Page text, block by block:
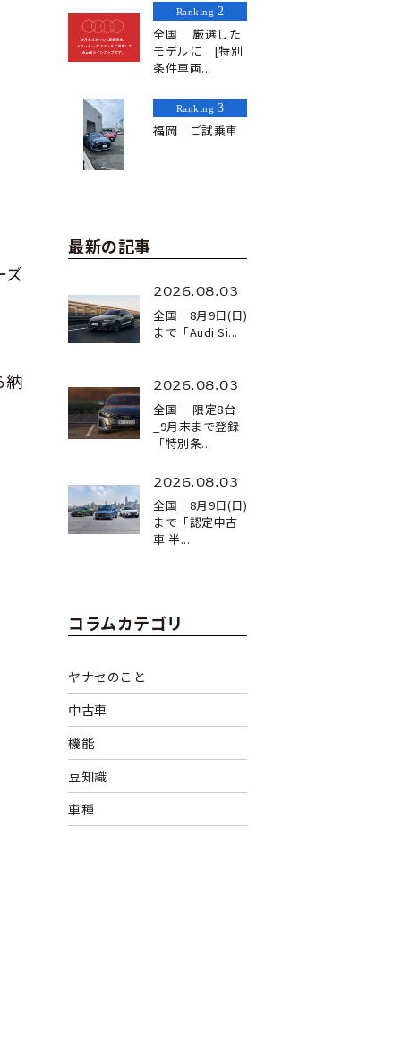
ズ
納
Ranking 2
全国｜ 厳選した
モデルに [特別
条件車両...
Ranking 3
福岡｜ご試乗車
最新の記事
2026.08.03
全国｜8月9日(日)
まで「Audi Si...
2026.08.03
全国｜ 限定8台
_9月末まで登録
「特別条...
2026.08.03
全国｜8月9日(日)
まで「認定中古
車 半...
コラムカテゴリ
ヤナセのこと
中古車
機能
豆知識
車種